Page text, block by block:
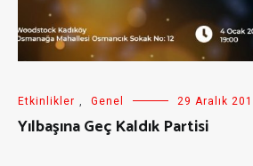
Etkinlikler Genel 29 Aralık
Yılbaşına Geç Kaldık Partisi